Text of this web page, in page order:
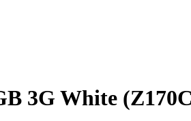
3G White